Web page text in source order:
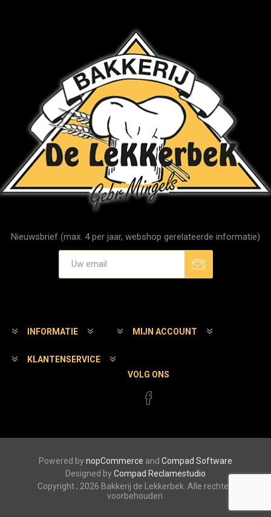
Nieuwsbrief (max. 4 per jaar, webshop gerelateerde informatie)
INFORMATIE MIJN ACCOUNT
KLANTENSERVICE
VOLG ONS
Powered bynopCommerce and Compad Software
Designed byCompad Reclamestudio
Copyright ; 2026 Bakkerij de Lekkerbek. Alle rechten
voorbehouden.